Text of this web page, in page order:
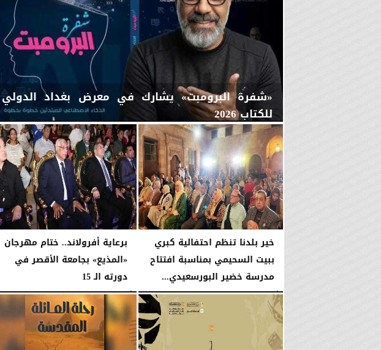
«شفرة البرومبت» يشارك في معرض بغداد الدولي
للكتاب 2026
الإثنين، 13 يوليو 2026 01:38 مـ
خير بلدنا تنظم احتفالية كبري
ببيت السحيمي بمناسبة افتتاح
مدرسة خضير البورسعيدي...
الأحد، 24 مايو 2026 10:48 صـ
برعاية أفرولاند.. ختام مهرجان
«المذيع» بجامعة الأقصر في
دورته الـ 15
الأربعاء، 13 مايو 2026 03:27 صـ